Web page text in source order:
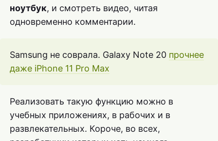
ноутбук, и смотреть видео, читая
одновременно комментарии.
Samsung не соврала. Galaxy Note 20 прочнее
даже iPhone 11 Pro Max
Реализовать такую функцию можно в
учебных приложениях, в рабочих и в
развлекательных. Короче, во всех,